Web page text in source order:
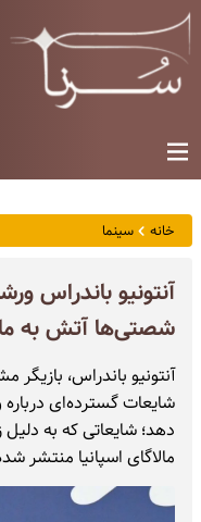
خانه سینما
آنتونیو
شصتی‌ها آتش به
آنتونیو باندراس، بازیگر
شایعات گسترده‌ای
دهد؛ شایعاتی که به
مالاگای اسپانیا منتشر